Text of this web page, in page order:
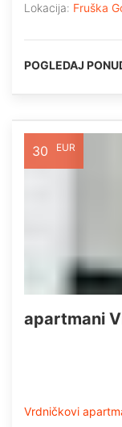
Lokacija: Fruška
POGLEDAJ
30 EUR
apartmani
Vrdničkovi